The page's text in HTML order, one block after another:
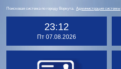
Поисковая система по городу Воркута. Администрация системы
23:12
Пт 07.08.2026